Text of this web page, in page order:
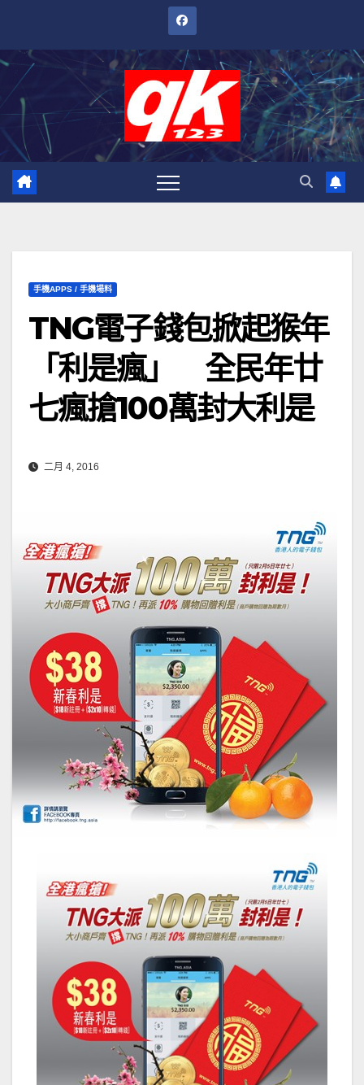
內
手機APPS / 手機場料
TNG電子錢包掀起猴年
「利是瘋」 全民年廿
七瘋搶100萬封大利是
二月 4, 2016